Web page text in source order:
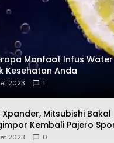
Manfaat Infus Water
Kesehatan Anda
2023 1
Xpander, Mitsubishi Bakal
Kembali Pajero
2023 0